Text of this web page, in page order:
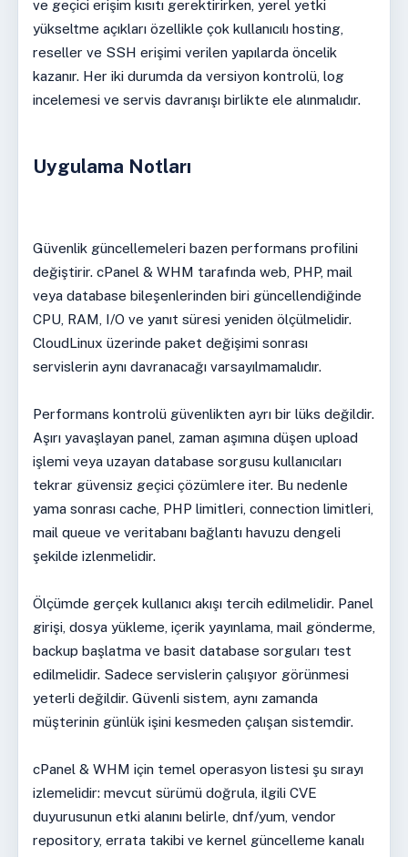
ve geçici erişim kısıtı gerektirirken, yerel yetki
yükseltme açıkları özellikle çok kullanıcılı hosting,
reseller ve SSH erişimi verilen yapılarda öncelik
kazanır. Her iki durumda da versiyon kontrolü, log
incelemesi ve servis davranışı birlikte ele alınmalıdır.
Uygulama Notları
Güvenlik güncellemeleri bazen performans profilini
değiştirir. cPanel & WHM tarafında web, PHP, mail
veya database bileşenlerinden biri güncellendiğinde
CPU, RAM, I/O ve yanıt süresi yeniden ölçülmelidir.
CloudLinux üzerinde paket değişimi sonrası
servislerin aynı davranacağı varsayılmamalıdır.
Performans kontrolü güvenlikten ayrı bir lüks değildir.
Aşırı yavaşlayan panel, zaman aşımına düşen upload
işlemi veya uzayan database sorgusu kullanıcıları
tekrar güvensiz geçici çözümlere iter. Bu nedenle
yama sonrası cache, PHP limitleri, connection limitleri,
mail queue ve veritabanı bağlantı havuzu dengeli
şekilde izlenmelidir.
Ölçümde gerçek kullanıcı akışı tercih edilmelidir. Panel
girişi, dosya yükleme, içerik yayınlama, mail gönderme,
backup başlatma ve basit database sorguları test
edilmelidir. Sadece servislerin çalışıyor görünmesi
yeterli değildir. Güvenli sistem, aynı zamanda
müşterinin günlük işini kesmeden çalışan sistemdir.
cPanel & WHM için temel operasyon listesi şu sırayı
izlemelidir: mevcut sürümü doğrula, ilgili CVE
duyurusunun etki alanını belirle, dnf/yum, vendor
repository, errata takibi ve kernel güncelleme kanalı